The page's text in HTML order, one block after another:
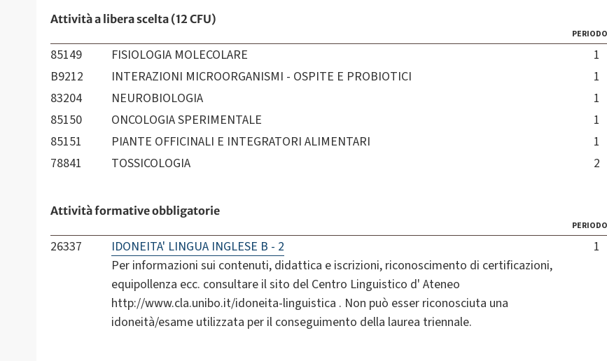
Attività a libera scelta (12 CFU)
PERIODO
85149 FISIOLOGIA MOLECOLARE 1
B9212
INTERAZIONI MICROORGANISMI - OSPITE E PROBIOTICI 1
83204
NEUROBIOLOGIA 1
85150
ONCOLOGIA SPERIMENTALE 1
85151
PIANTE OFFICINALI E INTEGRATORI ALIMENTARI 1
78841
TOSSICOLOGIA 2
Attività formative obbligatorie
PERIODO
26337
IDONEITA' LINGUA INGLESE B - 2
Per informazioni sui contenuti, didattica e iscrizioni, riconoscimento di certificazioni,
equipollenza ecc. consultare il sito del Centro Linguistico d' Ateneo
http://www.cla.unibo.it/idoneita-linguistica . Non può esser riconosciuta una
idoneità/esame utilizzata per il conseguimento della laurea triennale.
1